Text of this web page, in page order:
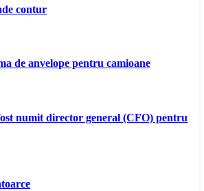
contur
de anvelope pentru camioane
numit director general (CFO) pentru